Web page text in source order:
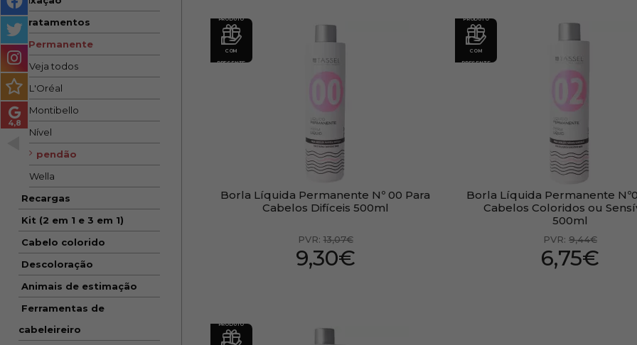
MASCULINO
MÉTODO
ENCARACOLADO
PACOTES DE PRESENTE
OUTLET
BLOG
Tratamentos
Permanente
Veja todos
L'Oréal
Montibello
Nível
pendão
Wella
Recargas
Kit (2 em 1 e 3 em 1)
Cabelo colorido
Descoloração
Animais de estimação
Ferramentas de
cabeleireiro
PRODUTO
COM
PRESENTE
Borla Líquida Permanente Nº 00 Para
Cabelos Difíceis 500ml
PVR: 13,07€
9,30€
PRODUTO
COM
PRESENTE
Borla Líquida Permanente
Cabelos Coloridos ou
500ml
PVR: 9,44€
6,75€
PRODUTO